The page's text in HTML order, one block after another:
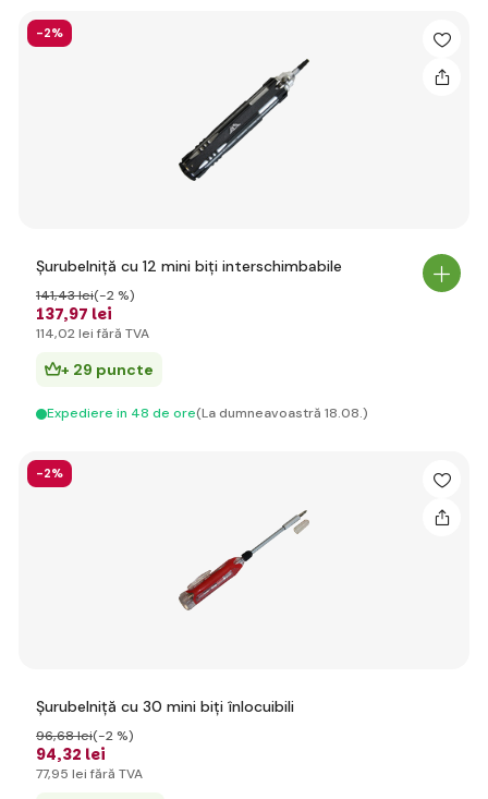
-2%
Șurubelniță cu 12 mini biți interschimbabile
137,97 lei
141,43 lei(-2 %)
114,02 lei fără TVA
+ 29 puncte
Expediere in 48 de ore(La dumneavoastră 18.08.)
-2%
Șurubelniță cu 30 mini biți înlocuibili
94,32 lei
96,68 lei(-2 %)
77,95 lei fără TVA